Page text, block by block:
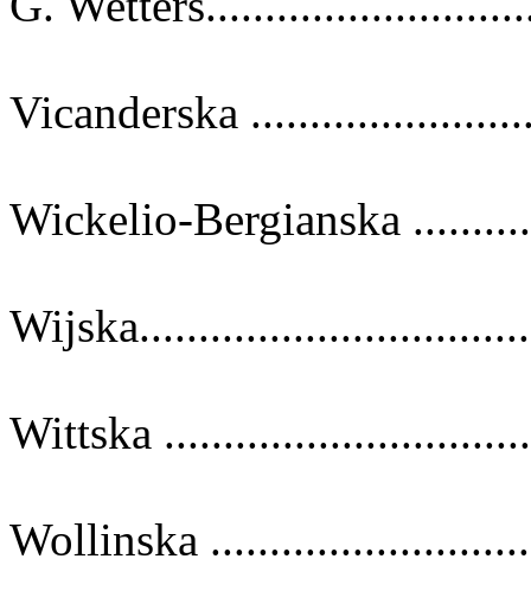
Vicanderska
Wickelio-Bergianska
Wittska
Wollinska